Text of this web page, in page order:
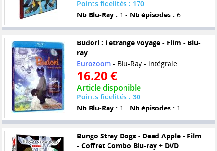
Points fidelités : 170
Nb Blu-Ray : 1 - Nb épisodes : 6
Budori : l'étrange voyage - Film - Blu-
ray
Eurozoom- Blu-Ray - intégrale
16.20 €
Article disponible
Points fidelités : 30
Nb Blu-Ray : 1 - Nb épisodes : 1
Bungo Stray Dogs - Dead Apple - Film
- Coffret Combo Blu-ray + DVD